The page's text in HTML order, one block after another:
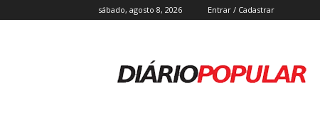
sábado, agosto 8, 2026 Entrar / Cadastrar